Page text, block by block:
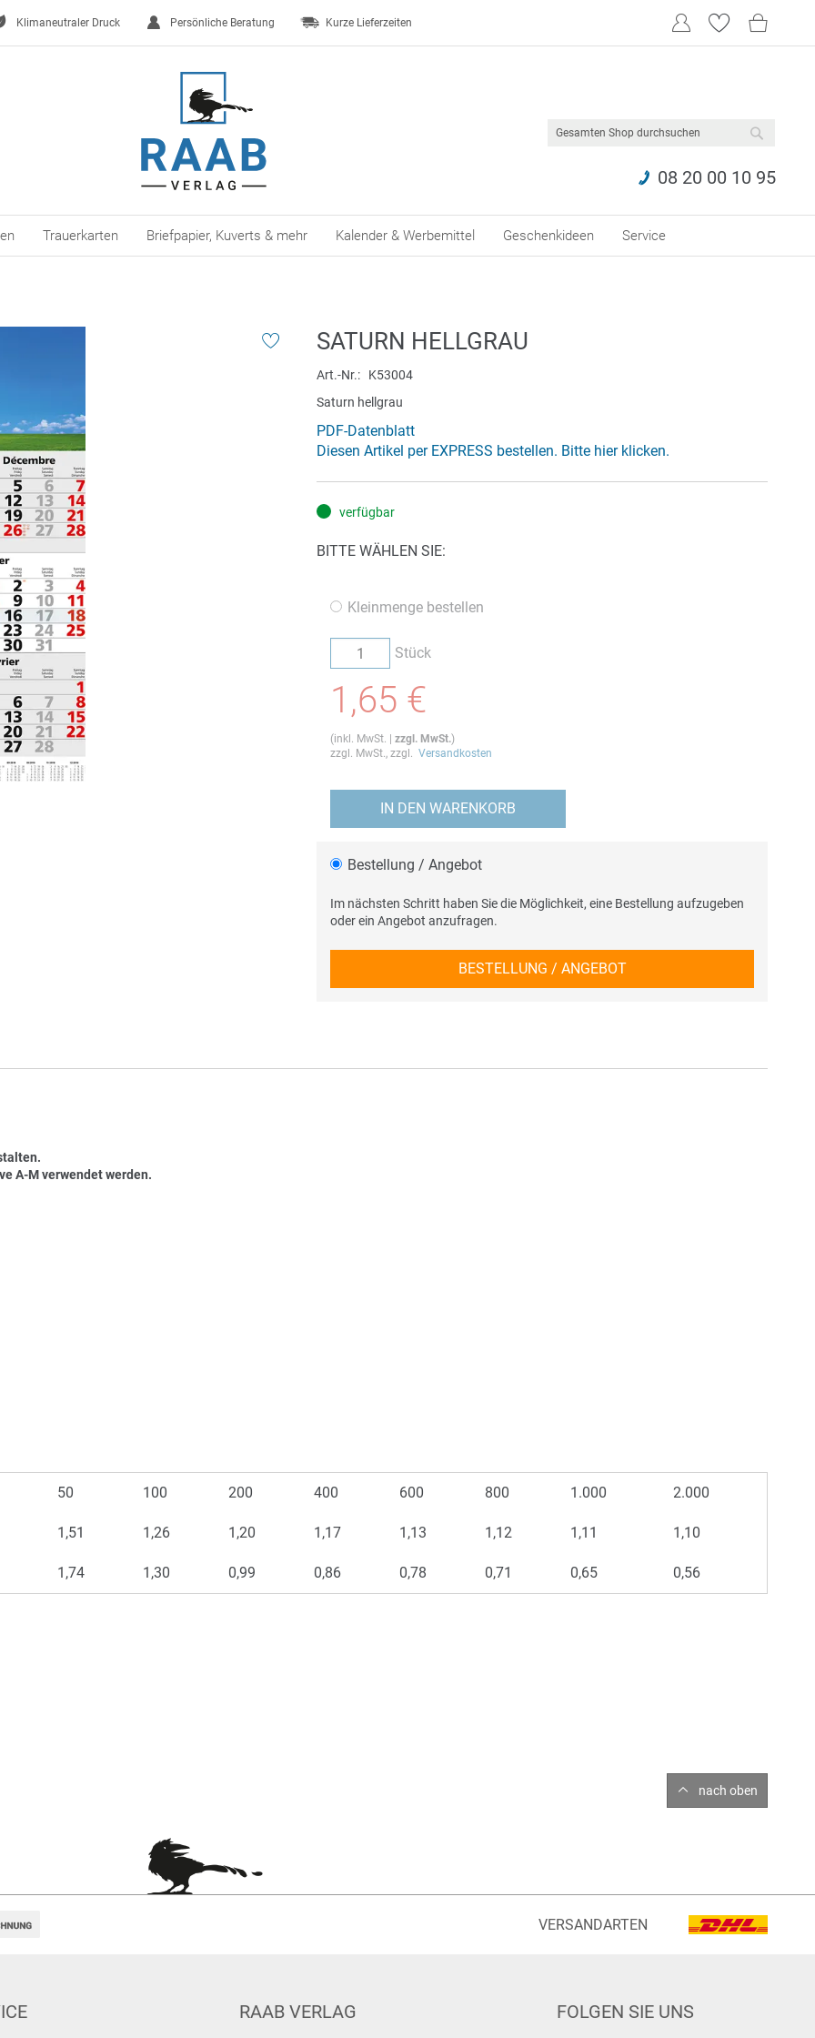
Klimaneutraler Druck Persönliche Beratung Kurze Lieferzeiten
08 20 00 10 95
Trauerkarten Briefpapier, Kuverts & mehr Kalender & Werbemittel Geschenkideen Service
SATURN HELLGRAU
Art.-Nr.
K53004
Saturn hellgrau
PDF-Datenblatt
Diesen Artikel per EXPRESS bestellen. Bitte hier klicken.
verfügbar
BITTE WÄHLEN SIE:
Kleinmenge bestellen
Stück
1,65 €
(inkl. MwSt. zzgl. MwSt.)
zzgl. MwSt., zzgl. Versandkosten
IN DEN WARENKORB
Bestellung / Angebot
Im nächsten Schritt haben Sie die Möglichkeit, eine Bestellung aufzugeben
oder ein Angebot anzufragen.
BESTELLUNG / ANGEBOT
A-M verwendet werden.
50 100 200 400 600 800 1.000 2.000
1,51 1,26 1,20 1,17 1,13 1,12 1,11 1,10
1,74 1,30 0,99 0,86 0,78 0,71 0,65 0,56
nach oben
VERSANDARTEN
RAAB VERLAG FOLGEN SIE UNS